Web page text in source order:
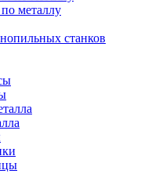
металлу
станков